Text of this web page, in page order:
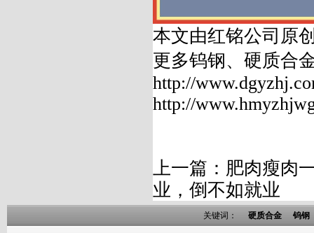
本文由红铭公司原
更多钨钢、硬质合
http://
http://
上一篇： 肥肉瘦肉
业，倒不如就业
关键词： 硬质合金 钨钢